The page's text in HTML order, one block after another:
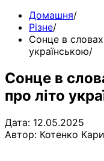
Домашня
Різне
Сонце в
українською
Сонце в
про літо
Дата: 12.05.2025
Автор: Котенко